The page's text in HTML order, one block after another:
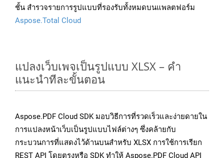
ชั้น สำรวจรายการรูปแบบที่รองรับทั้งหมดบนแพลตฟอร์ม
Aspose.Total Cloud
แปลงเว็บเพจเป็นรูปแบบ XLSX – คำ
แนะนำทีละขั้นตอน
Aspose.PDF Cloud SDK มอบวิธีการที่รวดเร็วและง่ายดายใน
การแปลงหน้าเว็บเป็นรูปแบบไฟล์ต่างๆ ซึ่งคล้ายกับ
กระบวนการที่แสดงไว้ด้านบนสำหรับ XLSX การใช้การเรียก
REST API โดยตรงหรือ SDK ทำให้ Aspose.PDF Cloud API